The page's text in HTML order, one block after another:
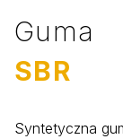
Guma
SBR
Syntetyczna